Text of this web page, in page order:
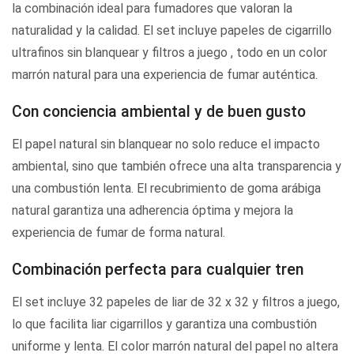
la combinación ideal para fumadores que valoran la
naturalidad y la calidad. El set incluye papeles de cigarrillo
ultrafinos sin blanquear y filtros a juego , todo en un color
marrón natural para una experiencia de fumar auténtica.
Con conciencia ambiental y de buen gusto
El papel natural sin blanquear no solo reduce el impacto
ambiental, sino que también ofrece una alta transparencia y
una combustión lenta. El recubrimiento de goma arábiga
natural garantiza una adherencia óptima y mejora la
experiencia de fumar de forma natural.
Combinación perfecta para cualquier tren
El set incluye 32 papeles de liar de 32 x 32 y filtros a juego,
lo que facilita liar cigarrillos y garantiza una combustión
uniforme y lenta. El color marrón natural del papel no altera